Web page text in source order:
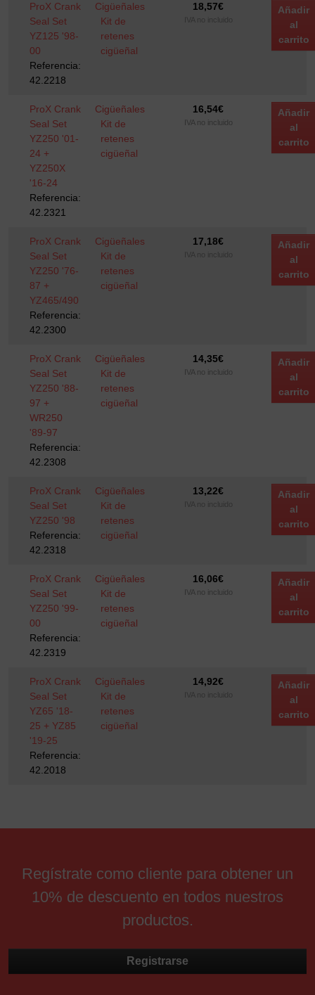
ProX Crank
Seal Set
YZ125 '98-
00
Referencia:
42.2218
Cigüeñales
Kit de
retenes
cigüeñal
18,57€
IVA no incluido
Añadir
al
carrito
ProX Crank
Seal Set
YZ250 '01-
24 +
YZ250X
'16-24
Referencia:
42.2321
Cigüeñales
Kit de
retenes
cigüeñal
16,54€
IVA no incluido
Añadir
al
carrito
ProX Crank
Seal Set
YZ250 '76-
87 +
YZ465/490
Referencia:
42.2300
Cigüeñales
Kit de
retenes
cigüeñal
17,18€
IVA no incluido
Añadir
al
carrito
ProX Crank
Seal Set
YZ250 '88-
97 +
WR250
'89-97
Referencia:
42.2308
Cigüeñales
Kit de
retenes
cigüeñal
14,35€
IVA no incluido
Añadir
al
carrito
ProX Crank
Seal Set
YZ250 '98
Referencia:
42.2318
Cigüeñales
Kit de
retenes
cigüeñal
13,22€
IVA no incluido
Añadir
al
carrito
ProX Crank
Seal Set
YZ250 '99-
00
Referencia:
42.2319
Cigüeñales
Kit de
retenes
cigüeñal
16,06€
IVA no incluido
Añadir
al
carrito
ProX Crank
Seal Set
YZ65 '18-
25 + YZ85
'19-25
Referencia:
42.2018
Cigüeñales
Kit de
retenes
cigüeñal
14,92€
IVA no incluido
Añadir
al
carrito
Regístrate como cliente para obtener un
10% de descuento en todos nuestros
productos.
Registrarse